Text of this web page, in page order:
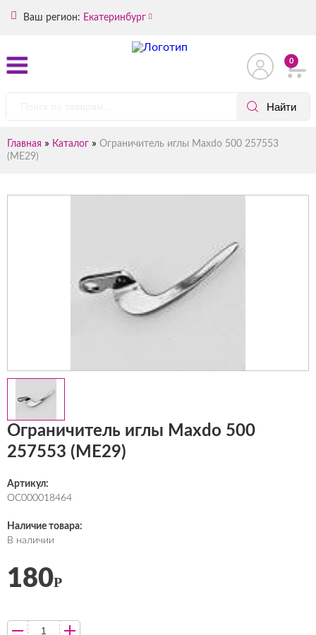
Ваш регион: Екатеринбург
0
Главная » Каталог » Ограничитель иглы Maxdo 500 257553
(ME29)
Ограничитель иглы Maxdo 500
257553 (ME29)
Артикул:
ОС000018464
Наличие товара:
В наличии
180Р